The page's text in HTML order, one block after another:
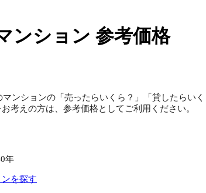
ンション 参考価格
ンションの「売ったらいくら？」「貸したらい
考えの方は、参考価格としてご利用ください。
年
を探す